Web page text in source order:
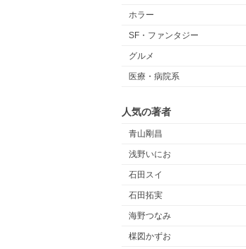
ホラー
SF・ファンタジー
グルメ
医療・病院系
人気の著者
青山剛昌
浅野いにお
石田スイ
石田拓実
海野つなみ
楳図かずお